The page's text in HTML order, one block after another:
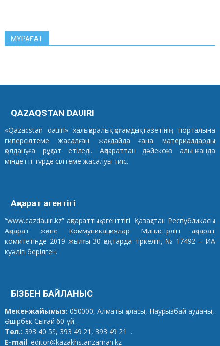
МҰРАҒАТ
QAZAQSTAN DAUIRI
«Qazaqstan dauiri» халықаралық қоғамдық газетінің порталына
гиперсілтеме жасалған жағдайда ғана материалдарды
қолдануға рұқсат етіледі. Ақпараттан дәйексөз алынғанда
міндетті түрде сілтеме жасалуы тиіс.
Ақпарат агентігі
“www.qazdauiri.kz” ақпараттық агенттігі Қазақстан Республикасы
Ақпарат және Коммуникациялар Министрлігі ақпарат
комитетінде 2019 жылғы 30 қаңтарда тіркеліп, № 17492 – ИА
куәлігі берілген.
БІЗБЕН БАЙЛАНЫС
Мекенжайымыз: 050000, Алматы қаласы, Наурызбай ауданы,
Әшірбек Сығай 60-үй.
Тел.: 393 40 59, 393 49 21, 393 49 21 .
E-mail: editor@kazakhstanzaman.kz